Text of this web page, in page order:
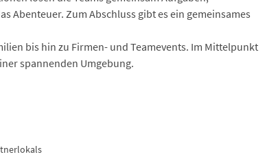
Abenteuer. Zum Abschluss gibt es ein gemeinsames
bis hin zu Firmen- und Teamevents. Im Mittelpunkt
spannenden Umgebung.